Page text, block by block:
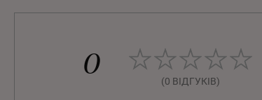
0
(0 ВІДГУКІВ)